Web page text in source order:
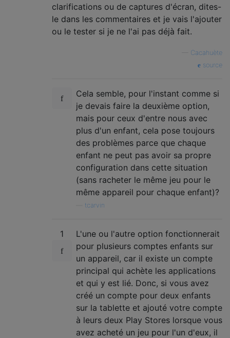
clarifications ou de captures d'écran, dites-
le dans les commentaires et je vais l'ajouter
ou le tester si je ne l'ai pas déjà fait.
Cacahuète
source
Cela semble, pour l'instant comme si
je devais faire la deuxième option,
mais pour ceux d'entre nous avec
plus d'un enfant, cela pose toujours
des problèmes parce que chaque
enfant ne peut pas avoir sa propre
configuration dans cette situation
(sans racheter le même jeu pour le
même appareil pour chaque enfant)?
tcarvin
1
L'une ou l'autre option fonctionnerait
pour plusieurs comptes enfants sur
un appareil, car il existe un compte
principal qui achète les applications
et qui y est lié. Donc, si vous avez
créé un compte pour deux enfants
sur la tablette et ajouté votre compte
à leurs deux Play Stores lorsque vous
avez acheté un jeu pour l'un d'eux, il